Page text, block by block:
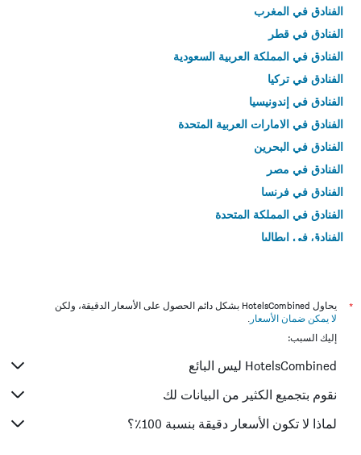
الفنادق في المغرب
الفنادق في قطر
الفنادق في المملكة العربية السعودية
الفنادق في تركيا
الفنادق في إندونيسيا
الفنادق في الامارات العربية المتحدة
الفنادق في البحرين
الفنادق في مصر
الفنادق في فرنسا
الفنادق في المملكة المتحدة
الفنادق في إيطاليا
*
يحاول HotelsCombined بشكل دائم الحصول على الأسعار الدقيقة، ولكن
لا يمكن ضمان الأسعار .
إليك السبب:
HotelsCombined ليس البائع
نقوم بتجميع الكثير من البيانات لك
لماذا لا تكون الأسعار دقيقة بنسبة 100٪؟